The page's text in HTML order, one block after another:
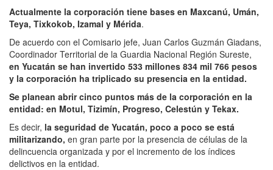
Actualmente la corporación tiene bases en Maxcanú, Umán,
Teya, Tixkokob, Izamal y Mérida.
De acuerdo con el Comisario jefe, Juan Carlos Guzmán Giadans,
Coordinador Territorial de la Guardia Nacional Región Sureste,
en Yucatán se han invertido 533 millones 834 mil 766 pesos
y la corporación ha triplicado su presencia en la entidad.
Se planean abrir cinco puntos más de la corporación en la
entidad: en Motul, Tizimín, Progreso, Celestún y Tekax.
Es decir, la seguridad de Yucatán, poco a poco se está
militarizando, en gran parte por la presencia de células de la
delincuencia organizada y por el incremento de los índices
delictivos en la entidad.